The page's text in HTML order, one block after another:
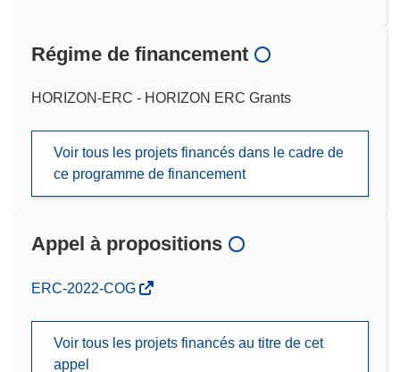
Régime de financement
HORIZON-ERC - HORIZON ERC Grants
Voir tous les projets financés dans le cadre de
ce programme de financement
Appel à propositions
(s’ouvre
nouvelle
ERC-2022-COG
Voir tous les projets financés au titre de cet
appel